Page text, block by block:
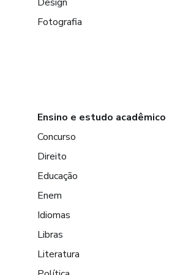
Fotografia
Ensino e estudo acadêmico
Concurso
Direito
Educação
Enem
Idiomas
Libras
Literatura